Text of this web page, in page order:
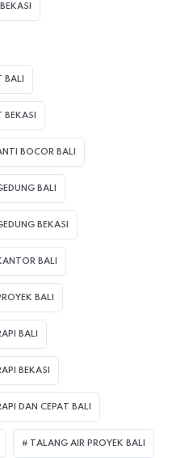
BALI
BOCOR BALI
BALI
BEKASI
BALI
BALI
BALI
BEKASI
DAN CEPAT BALI
TALANG AIR PROYEK BALI